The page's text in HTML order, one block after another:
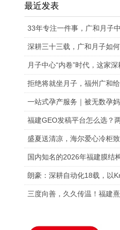
最近发表
拒绝将就坐月子，福州广和
盛夏送清凉，海尔爱心冷柜